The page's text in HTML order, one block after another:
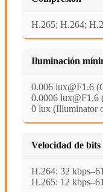
H.265; H.264;
Iluminación
0.006 lux@F1.6
0.0006 lux@F1.6
0 lux (Illuminator
Velocidad de bits
H.264: 32
H.265: 12